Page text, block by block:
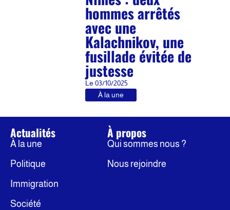
hommes arrêtés
avec une
Kalachnikov, une
fusillade évitée de
justesse
Le 03/10/2025
À la une
Actualités
À la une
Politique
Immigration
Société
À propos
Qui sommes nous ?
Nous rejoindre